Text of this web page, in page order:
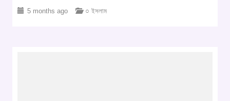
5 months ago ○ ইসলাম